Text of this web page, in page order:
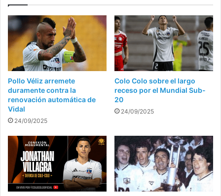
Pollo Véliz arremete
duramente contra la
renovación automática de
Vidal
24/09/2025
Colo Colo sobre el largo
receso por el Mundial Sub-
20
24/09/2025